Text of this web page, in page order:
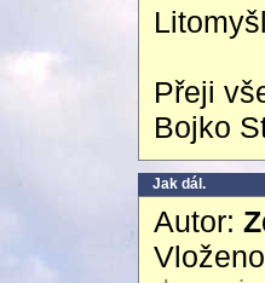
Přeji
Bojko
Jak dál.
Autor: